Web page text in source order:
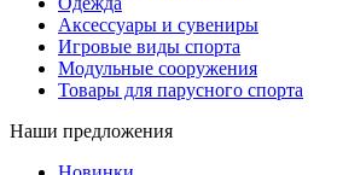
Аксессуары и сувениры
Игровые виды спорта
Модульные сооружения
Товары для парусного спорта
Наши предложения